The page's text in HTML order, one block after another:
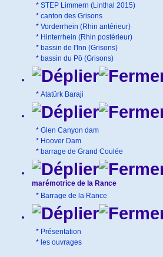
* STEP Limmern (Linthal 2015)
* canton des Grisons
* Vorderrhein (Rhin antérieur)
* Hinterrhein (Rhin postérieur)
* bassin de l'Inn (Grisons)
* bassin du Pô (Grisons)
* Atatürk Baraji
* Glen Canyon dam
* Hoover Dam
* barrage de Grand Coulée
marémotrice de la Rance
* Barrage de la Rance
* Présentation
* les ouvrages